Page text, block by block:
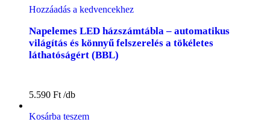
Hozzáadás a kedvencekhez
Napelemes LED házszámtábla – automatikus
világítás és könnyű felszerelés a tökéletes
láthatóságért (BBL)
5.590 Ft
Kosárba teszem